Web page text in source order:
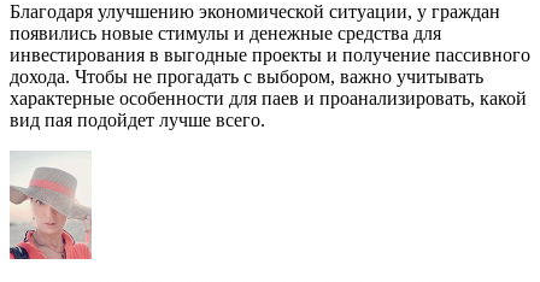
Благодаря улучшению экономической ситуации, у граждан
появились новые стимулы и денежные средства для
инвестирования в выгодные проекты и получение пассивного
дохода. Чтобы не прогадать с выбором, важно учитывать
характерные особенности для паев и проанализировать, какой
вид пая подойдет лучше всего.